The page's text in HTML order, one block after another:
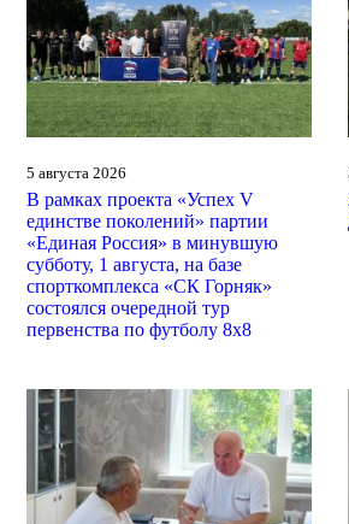
5 августа 2026
В рамках проекта «Успех V
единстве поколений» партии
«Единая Россия» в минувшую
субботу, 1 августа, на базе
спорткомплекса «СК Горняк»
состоялся очередной тур
первенства по футболу 8х8